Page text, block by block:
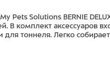
Pets Solutions BERNIE
В комплект аксессуаров
тоннеля. Легко